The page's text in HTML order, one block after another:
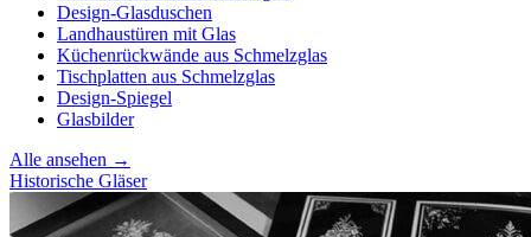
Design-Glasduschen
Landhaustüren mit Glas
Küchenrückwände aus Schmelzglas
Tischplatten aus Schmelzglas
Design-Spiegel
Glasbilder
Alle ansehen →
Historische Gläser